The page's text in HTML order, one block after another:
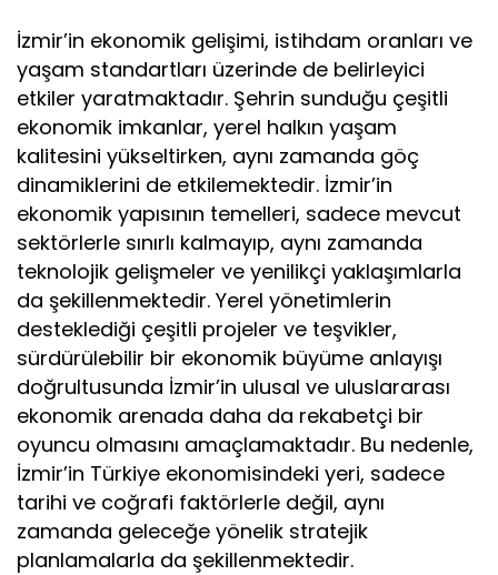
İzmir’in ekonomik gelişimi, istihdam oranları ve
yaşam standartları üzerinde de belirleyici
etkiler yaratmaktadır. Şehrin sunduğu çeşitli
ekonomik imkanlar, yerel halkın yaşam
kalitesini yükseltirken, aynı zamanda göç
dinamiklerini de etkilemektedir. İzmir’in
ekonomik yapısının temelleri, sadece mevcut
sektörlerle sınırlı kalmayıp, aynı zamanda
teknolojik gelişmeler ve yenilikçi yaklaşımlarla
da şekillenmektedir. Yerel yönetimlerin
desteklediği çeşitli projeler ve teşvikler,
sürdürülebilir bir ekonomik büyüme anlayışı
doğrultusunda İzmir’in ulusal ve uluslararası
ekonomik arenada daha da rekabetçi bir
oyuncu olmasını amaçlamaktadır. Bu nedenle,
İzmir’in Türkiye ekonomisindeki yeri, sadece
tarihi ve coğrafi faktörlerle değil, aynı
zamanda geleceğe yönelik stratejik
planlamalarla da şekillenmektedir.